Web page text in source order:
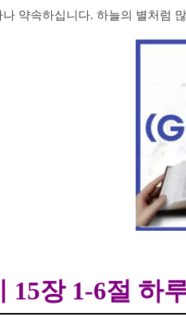
약속하십니다. 하늘의 별처럼
15장 1-6절 하